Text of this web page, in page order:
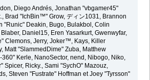
Diego Andrés, Jonathan "vbgamer45"
Brad "IchBin™" Grow, ディン1031, Brannon
"Runic" Deakin, Bugo, Bulakbol, Colin
Daniel15, Eren Yasarkurt, Gwenwyfar,
Clemons, Jerry, Joker™, Kays, Killer
Matt "SlammedDime" Zuba, Matthew
Kerle, NanoSector, nend, Nibogo, Niko,
Spicer, Ricky., Sami "SychO" Mazouz,
Steven "Fustrate" Hoffman et Joey "Tyrsson"